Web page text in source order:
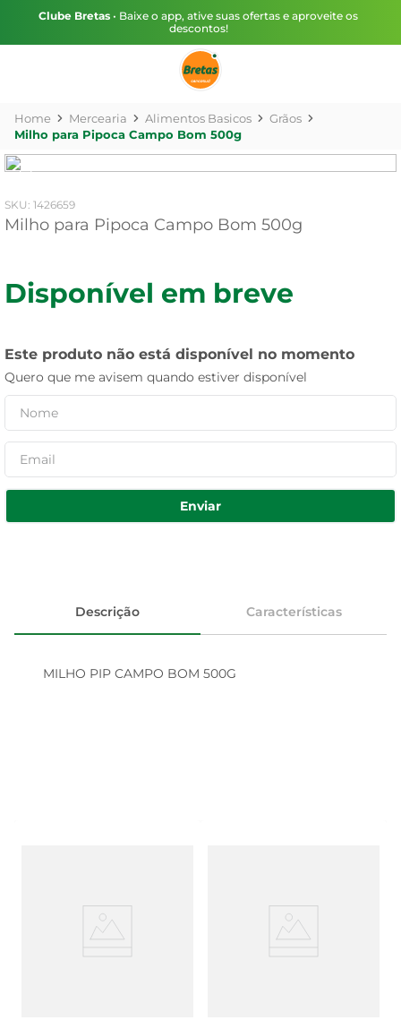
Clube Bretas • Baixe o app, ative suas ofertas e aproveite os
descontos!
Mercearia Alimentos Basicos
Grãos
Milho para Pipoca Campo Bom 500g
: 1426659
Milho para Pipoca Campo Bom 500g
Disponível em breve
Este produto não está disponível no momento
Quero que me avisem quando estiver disponível
Enviar
Descrição Características
MILHO PIP CAMPO BOM 500G